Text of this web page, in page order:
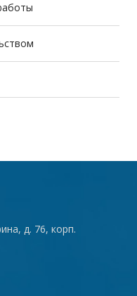
д. 76, корп.